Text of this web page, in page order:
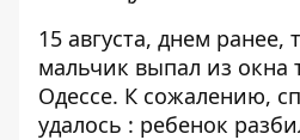
15 августа, днем ​​ранее,
мальчик выпал из окна
Одессе. К сожалению,
удалось : ребенок